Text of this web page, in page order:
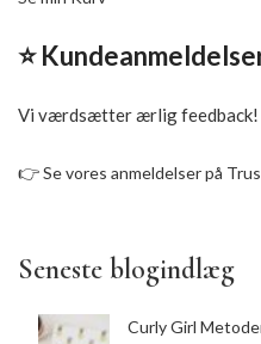
⭐
Vi værdsætter ærlig feedback!
👉Se vores anmeldelser på
Seneste blogindlæg
Curly Girl